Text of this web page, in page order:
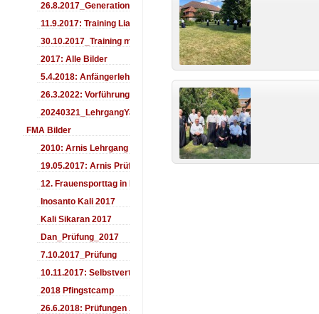
26.8.2017_Generationentag_Sehnde
11.9.2017: Training LiaSuzuki Hildesheim
30.10.2017_Training mit Ando
2017: Alle Bilder
5.4.2018: Anfängerlehrgang
26.3.2022: Vorführung
20240321_LehrgangYamashima
FMA Bilder
2010: Arnis Lehrgang
19.05.2017: Arnis Prüfung
12. Frauensporttag in Langenhagen 2017
Inosanto Kali 2017
Kali Sikaran 2017
Dan_Prüfung_2017
7.10.2017_Prüfung
10.11.2017: Selbstverteidigung für Kinder
2018 Pfingstcamp
26.6.2018: Prüfungen Arnis